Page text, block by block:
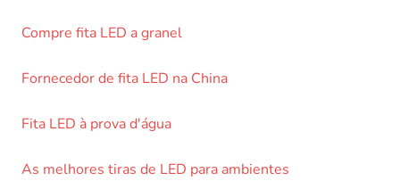
Compre fita LED a granel
Fornecedor de fita LED na China
Fita LED à prova d'água
As melhores tiras de LED para ambientes